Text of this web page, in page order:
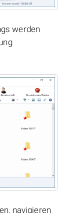
werden
navigieren